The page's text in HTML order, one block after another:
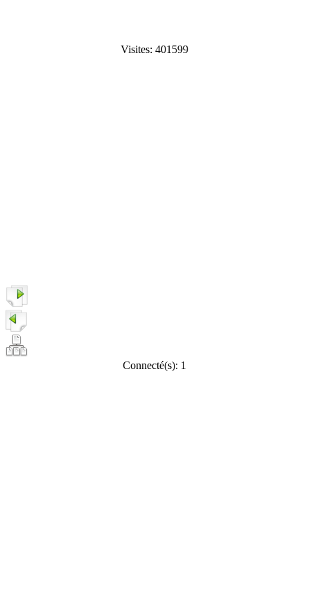
Visites: 401599
Connecté(s): 1